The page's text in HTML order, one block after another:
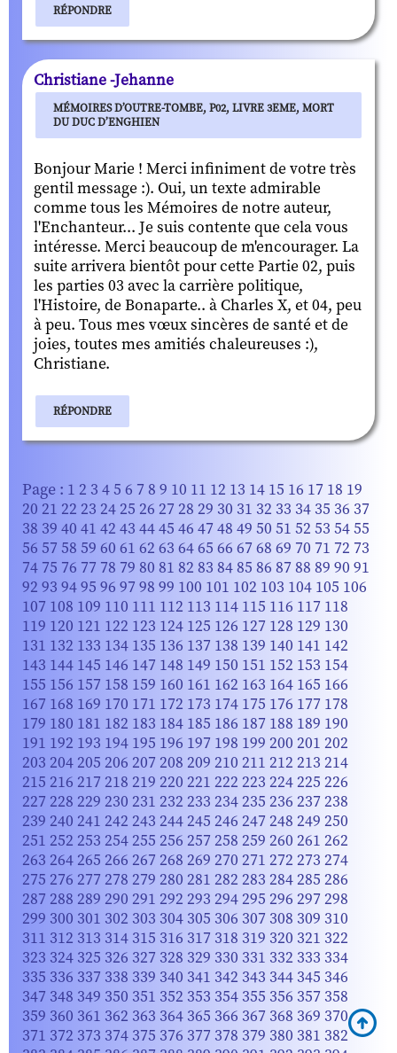
RÉPONDRE
Christiane -Jehanne
MÉMOIRES D’OUTRE-TOMBE, P02, LIVRE 3EME, MORT
DU DUC D’ENGHIEN
Bonjour Marie ! Merci infiniment de votre très
gentil message :). Oui, un texte admirable
comme tous les Mémoires de notre auteur,
l'Enchanteur... Je suis contente que cela vous
intéresse. Merci beaucoup de m'encourager. La
suite arrivera bientôt pour cette Partie 02, puis
les parties 03 avec la carrière politique,
l'Histoire, de Bonaparte.. à Charles X, et 04, peu
à peu. Tous mes vœux sincères de santé et de
joies, toutes mes amitiés chaleureuses :),
Christiane.
RÉPONDRE
Page : 1 2 3 45 6 7 8 9 10 11 12 13 14 15 16 17 18 19
20 21 22 23 24 25 26 27 28 29 30 31 32 33 34 35 36 37
38 39 40 41 42 43 4445 46 47 48 49 50 51 52 53 5455
56 57 58 59 60 61 62 63 6465 66 6768 69 70 71 72 73
74 75 76 77 78 79 80 81 82 83 8485 86 8788 89 90 91
92 93 9495 96 97 98 99 100 101 102 103 104 105 106
107 108 109 110 111 112 113 114 115 116 117 118
119 120 121 122 123 124 125 126 127 128 129 130
131 132 133 134 135 136 137 138 139 140 141 142
143 144 145 146 147 148 149 150 151 152 153 154
155 156 157 158 159 160 161 162 163 164 165 166
167 168 169 170 171 172 173 174 175 176 177 178
179 180 181 182 183 184 185 186 187 188 189 190
191 192 193 194 195 196 197 198 199 200 201 202
203 204 205 206 207 208 209 210 211 212 213 214
215 216 217 218 219 220 221 222 223 224225 226
227 228 229 230 231 232 233 234 235 236 237238
239 240 241 242 243 244 245 246 247 248 249 250
251 252 253 254 255 256 257 258 259 260 261 262
263 264 265 266 267 268 269 270 271 272 273 274
275 276 277 278 279 280 281 282 283 284285 286
287 288 289 290 291 292 293 294 295 296 297298
299 300 301 302 303 304 305 306 307 308 309 310
311 312 313 314 315 316 317 318 319 320 321 322
323 324 325 326 327 328 329 330 331 332 333 334
335 336 337 338 339 340 341 342 343 344 345 346
347 348 349 350 351 352 353 354 355 356 357 358
359 360 361 362 363 364 365 366 367 368 369 370
371 372 373 374 375 376 377 378 379 380 381 382